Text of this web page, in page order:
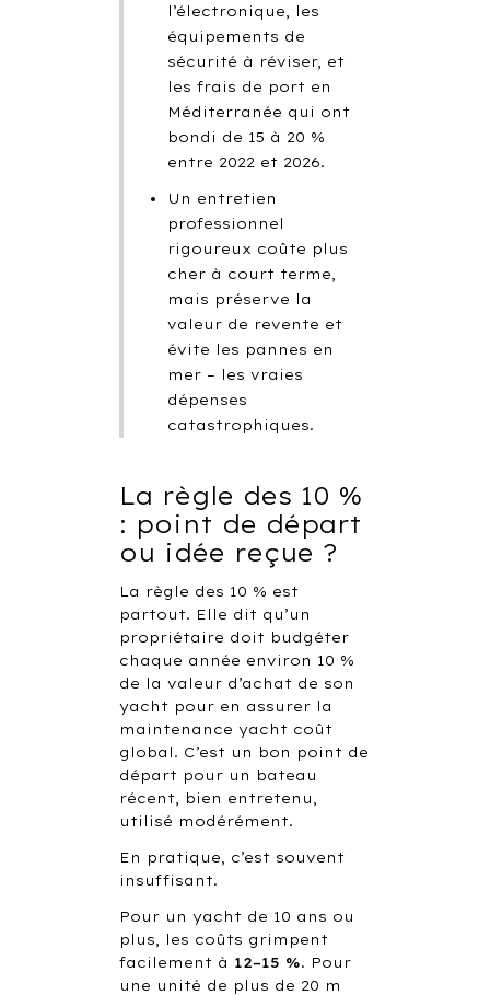
l’électronique, les
équipements de
sécurité à réviser, et
les frais de port en
Méditerranée qui ont
bondi de 15 à 20 %
entre 2022 et 2026.
Un entretien
professionnel
rigoureux coûte plus
cher à court terme,
mais préserve la
valeur de revente et
évite les pannes en
mer – les vraies
dépenses
catastrophiques.
La règle des 10 %
: point de départ
ou idée reçue ?
La règle des 10 % est
partout. Elle dit qu’un
propriétaire doit budgéter
chaque année environ 10 %
de la valeur d’achat de son
yacht pour en assurer la
maintenance yacht coût
global. C’est un bon point de
départ pour un bateau
récent, bien entretenu,
utilisé modérément.
En pratique, c’est souvent
insuffisant.
Pour un yacht de 10 ans ou
plus, les coûts grimpent
facilement à 12–15 %. Pour
une unité de plus de 20 m